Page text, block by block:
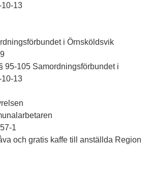
13
i Örnsköldsvik
95-105 Samordningsförbundet i
13
1
och gratis kaffe till anställda Region